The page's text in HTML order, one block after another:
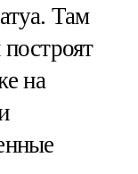
Там
на